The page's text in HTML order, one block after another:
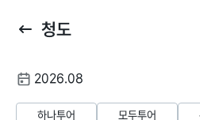
뒤
기
청도
여 2026.08
하나투어 모두투어
해외패키지 해외항공+호텔